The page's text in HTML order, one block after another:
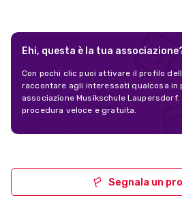
Ehi, questa è la tua
Con pochi clic puoi attivare il profilo
raccontare agli interessati qualcosa in
associazione Musikschule
procedura veloce e gratuita.
Segnala un